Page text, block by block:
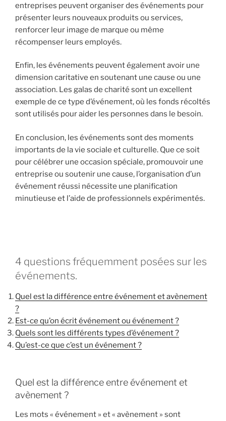
entreprises peuvent organiser des événements pour
présenter leurs nouveaux produits ou services,
renforcer leur image de marque ou même
récompenser leurs employés.
Enfin, les événements peuvent également avoir une
dimension caritative en soutenant une cause ou une
association. Les galas de charité sont un excellent
exemple de ce type d’événement, où les fonds récoltés
sont utilisés pour aider les personnes dans le besoin.
En conclusion, les événements sont des moments
importants de la vie sociale et culturelle. Que ce soit
pour célébrer une occasion spéciale, promouvoir une
entreprise ou soutenir une cause, l’organisation d’un
événement réussi nécessite une planification
minutieuse et l’aide de professionnels expérimentés.
4 questions fréquemment posées sur les
événements.
Quel est la différence entre événement et avènement
?
Est-ce qu’on écrit événement ou événement ?
Quels sont les différents types d’événement ?
Qu’est-ce que c’est un événement ?
Quel est la différence entre événement et
avènement ?
Les mots « événement » et « avènement » sont